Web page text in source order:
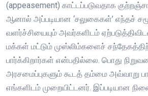
(appeasement) காட்டப்படுவதாக
ஆனால் அப்படியான ‘சலுகைகள்’ எந்தச்
வளர்ச்சியையும் அவர்களிடம்
மக்கள் மட்டும் முஸ்லிம்களைச்
பார்க்கிறார்கள் என்பதில்லை. பொது
அரசமைப்புகளும் கூடத் தம்மை அவ்வாறு
எங்களிடம் முறையிட்டனர். இப்படியான